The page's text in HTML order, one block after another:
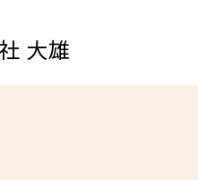
大雄